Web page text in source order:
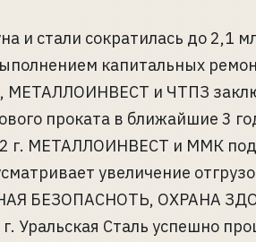
и стали сократилась до 2,1
капитальных
МЕТАЛЛОИНВЕСТ и ЧТПЗ
проката в ближайшие 3
г. МЕТАЛЛОИНВЕСТ и ММК
увеличение
БЕЗОПАСНОТЬ, ОХРАНА
Уральская Сталь успешно